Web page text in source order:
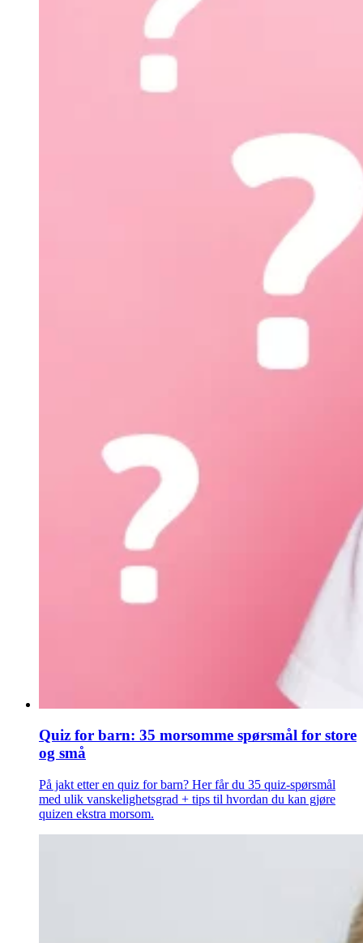
Quiz for barn: 35 morsomme spørsmål for store
og små
På jakt etter en quiz for barn? Her får du 35 quiz-spørsmål
med ulik vanskelighetsgrad + tips til hvordan du kan gjøre
quizen ekstra morsom.